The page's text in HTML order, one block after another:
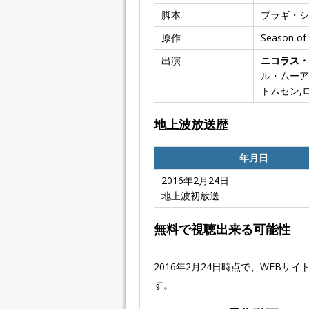
脚本
ブラギ・
原作
Season of
出演
ニコラス
ル・ムー
トムセン,
地上波放送歴
年月日
2016年2月24日
地上波初放送
無料で視聴出来る可能性
2016年2月24日時点で、WEBサイ
す。